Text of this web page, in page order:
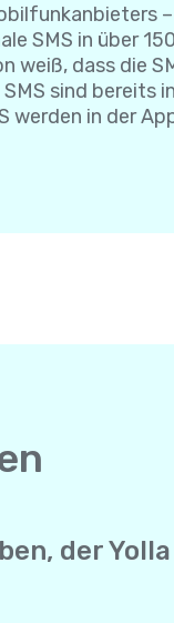
SMS in über
weiß, dass die
sind bereits
werden in der
der